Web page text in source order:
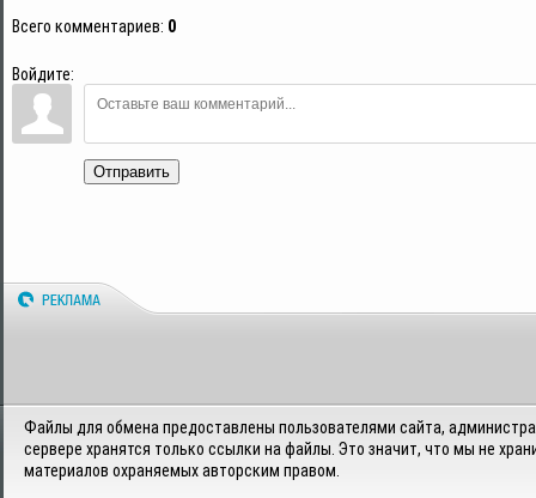
Всего комментариев: 0
Войдите:
Отправить
Файлы для обмена предоставлены пользователями сайта,
сервере хранятся только ссылки на файлы. Это значит, что мы не
материалов охраняемых авторским правом.